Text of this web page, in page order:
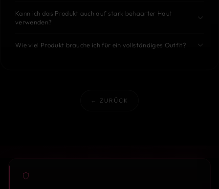
Kann ich das Produkt auch auf stark behaarter Haut
verwenden?
Wie viel Produkt brauche ich für ein vollständiges Outfit?
← ZURÜCK